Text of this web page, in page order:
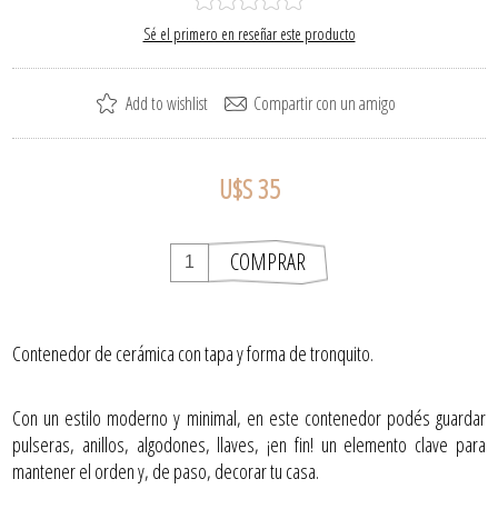
Sé el primero en reseñar este producto
U$S 35
Contenedor de cerámica con tapa y forma de tronquito.
Con un estilo moderno y minimal, en este contenedor podés guardar
pulseras, anillos, algodones, llaves, ¡en fin! un elemento clave para
mantener el orden y, de paso, decorar tu casa.